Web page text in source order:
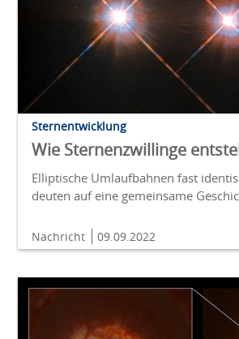
Sternentwicklung
Wie Sternenzwillinge
Elliptische Umlaufbahnen fast
deuten auf eine gemeinsame
Nachricht 09.09.2022